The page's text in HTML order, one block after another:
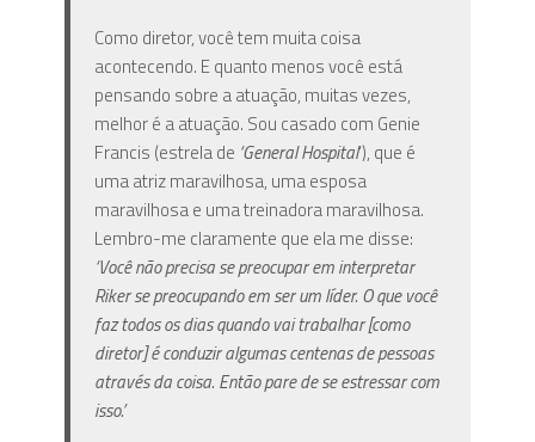
Como diretor, você tem muita coisa
acontecendo. E quanto menos você está
pensando sobre a atuação, muitas vezes,
melhor é a atuação. Sou casado com Genie
Francis (estrela de ‘General Hospital‘), que é
uma atriz maravilhosa, uma esposa
maravilhosa e uma treinadora maravilhosa.
Lembro-me claramente que ela me disse:
‘Você não precisa se preocupar em interpretar
Riker se preocupando em ser um líder. O que você
faz todos os dias quando vai trabalhar [como
diretor] é conduzir algumas centenas de pessoas
através da coisa. Então pare de se estressar com
isso.’